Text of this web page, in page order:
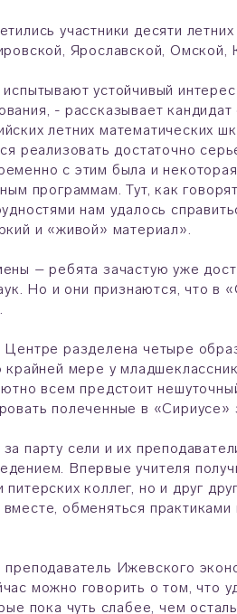
участники десяти
Ярославской, Омской,
устойчивый
- рассказывает
летних математических
реализовать достаточно
с этим была и
программам. Тут, как
нам удалось
и «живой» материал».
– ребята зачастую уже
Но и они признаются, что в
разделена четыре
мере у
всем предстоит
полеченные в «Сириусе»
парту сели и их
Впервые учителя
коллег, но и друг
обменяться
Ижевского
можно говорить о том, что
пока чуть слабее, чем